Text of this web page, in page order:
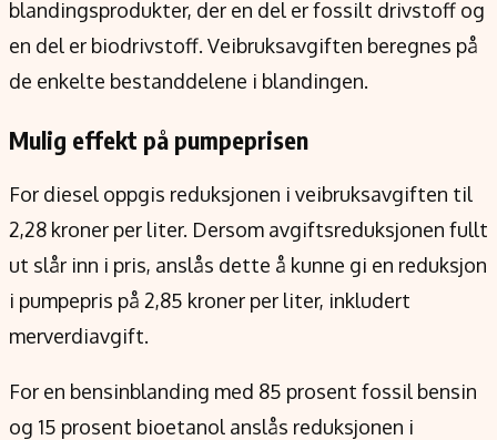
blandingsprodukter, der en del er fossilt drivstoff og
en del er biodrivstoff. Veibruksavgiften beregnes på
de enkelte bestanddelene i blandingen.
Mulig effekt på pumpeprisen
For diesel oppgis reduksjonen i veibruksavgiften til
2,28 kroner per liter. Dersom avgiftsreduksjonen fullt
ut slår inn i pris, anslås dette å kunne gi en reduksjon
i pumpepris på 2,85 kroner per liter, inkludert
merverdiavgift.
For en bensinblanding med 85 prosent fossil bensin
og 15 prosent bioetanol anslås reduksjonen i